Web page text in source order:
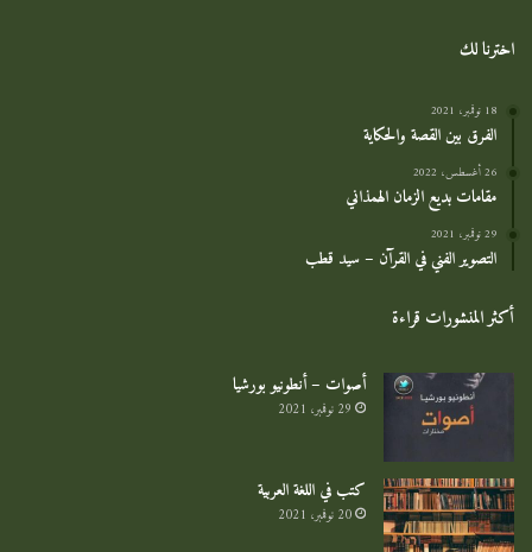
اخترنا لك
18 نوفمبر، 2021
الفرق بين القصة والحكاية
26 أغسطس، 2022
مقامات بديع الزمان الهمذاني
29 نوفمبر، 2021
التصوير الفني في القرآن – سيد قطب
أكثر المنشورات قراءة
أصوات – أنطونيو بورشيا
29 نوفمبر، 2021
كتب في اللغة العربية
20 نوفمبر، 2021